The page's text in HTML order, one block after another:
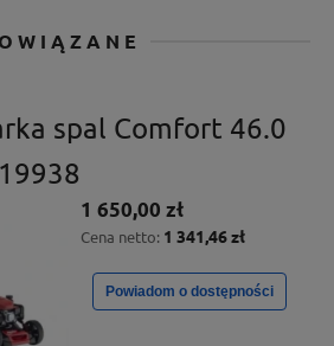
spal Comfort 46.0
1 650,00 zł
Cena netto: 1 341,46 zł
Powiadom o dostępności